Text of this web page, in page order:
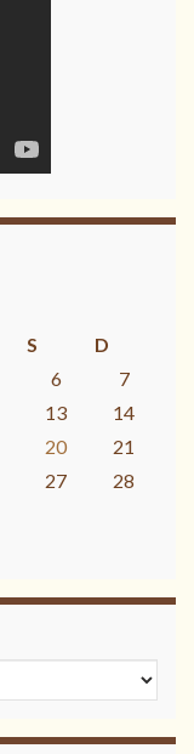
S
D
6
7
13
14
20
21
27
28